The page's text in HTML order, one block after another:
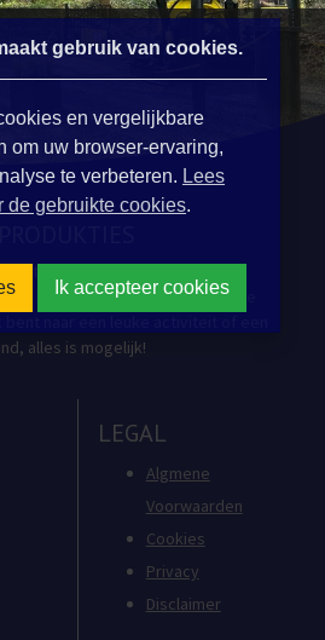
al meer dan 20 jaar
in en rondom de Valkenburgse
naar een leuke activiteit of een
alles is mogelijk!
LEGAL
Algmene
Voorwaarden
Cookies
Privacy
Disclaimer
gebruik van cookies.
en vergelijkbare
om uw browser-ervaring,
te verbeteren. Lees
de gebruikte cookies.
Ik accepteer cookies